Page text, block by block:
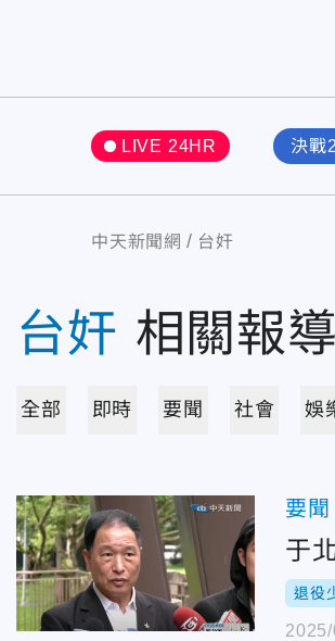
LIVE 24HR 決戰
中天新聞網 台奸
台奸 相關報導
全部 即時 要聞 社會 娛
要聞
于
退役